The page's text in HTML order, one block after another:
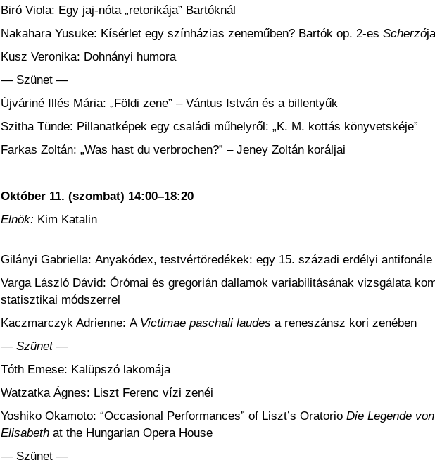
Biró Viola: Egy jaj-nóta „retorikája” Bartóknál
Nakahara Yusuke: Kísérlet egy színházias zeneműben? Bartók op. 2-es Scherzója
Kusz Veronika: Dohnányi humora
— Szünet —
Újváriné Illés Mária: „Földi zene” – Vántus István és a billentyűk
Szitha Tünde: Pillanatképek egy családi műhelyről: „K. M. kottás könyvetskéje”
Farkas Zoltán: „Was hast du verbrochen?” – Jeney Zoltán koráljai
Október 11. (szombat) 14:00–18:20
Elnök: Kim Katalin
Gilányi Gabriella: Anyakódex, testvértöredékek: egy 15. századi erdélyi antifonále
Varga László Dávid: Órómai és gregorián dallamok variabilitásának vizsgálata
statisztikai módszerrel
Kaczmarczyk Adrienne: A Victimae paschali laudes a reneszánsz kori zenében
— Szünet —
Tóth Emese: Kalüpszó lakomája
Watzatka Ágnes: Liszt Ferenc vízi zenéi
Yoshiko Okamoto: “Occasional Performances” of Liszt’s Oratorio Die Legende
Elisabethat the Hungarian Opera House
— Szünet —